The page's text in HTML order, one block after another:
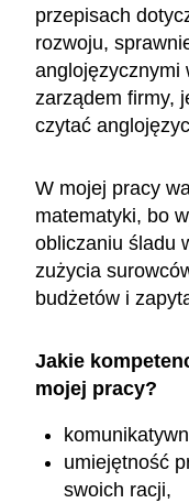
przepisach
rozwoju,
anglojęzycznymi
zarządem firmy,
czytać
W mojej pracy
matematyki, bo
obliczaniu śladu
zużycia
budżetów i
Jakie
mojej pracy?
umiejętność
swoich racji,